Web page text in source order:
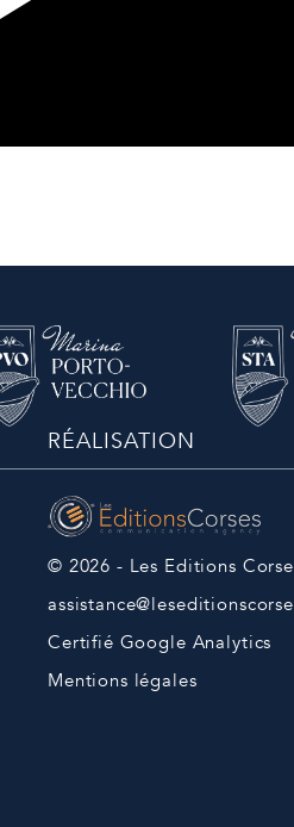
RÉALISATION
© 2026 - Les Editions
Certifié Google Analytics
Mentions légales